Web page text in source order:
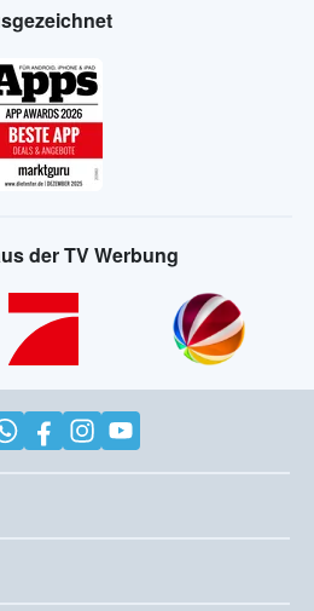
der TV Werbung